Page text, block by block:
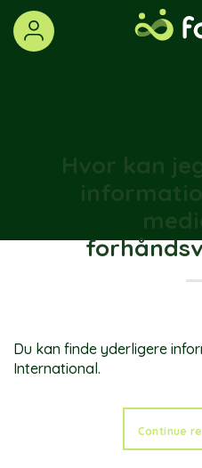
Skip
content
Hvor kan
Du kan finde yderligere
International.
Continue